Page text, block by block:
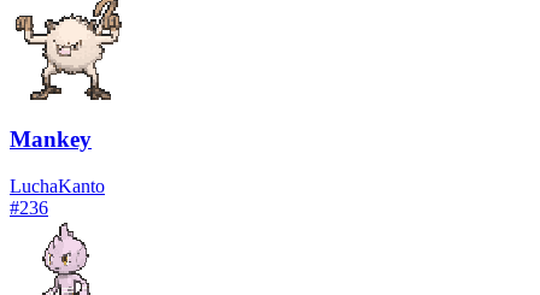
Mankey
LuchaKanto
#236